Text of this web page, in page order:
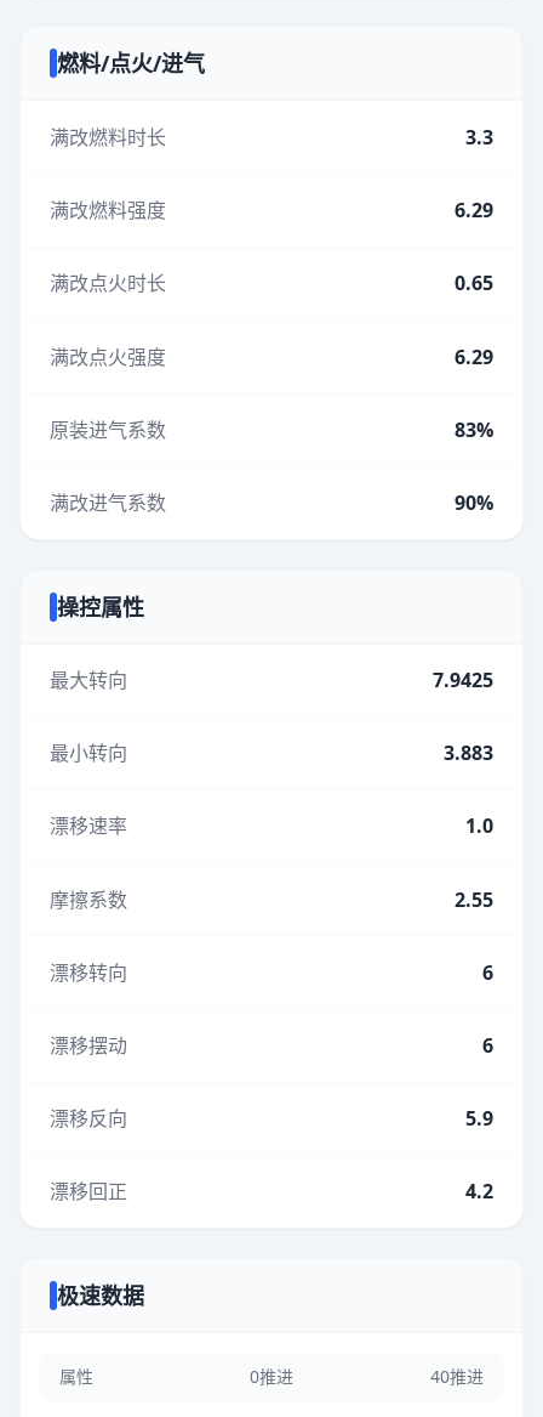
燃料/点火/进气
满改燃料时长 3.3
满改燃料强度 6.29
满改点火时长 0.65
满改点火强度 6.29
原装进气系数 83%
满改进气系数 90%
操控属性
最大转向 7.9425
最小转向 3.883
漂移速率 1.0
摩擦系数 2.55
漂移转向 6
漂移摆动 6
漂移反向 5.9
漂移回正 4.2
极速数据
属性 0推进 40推进